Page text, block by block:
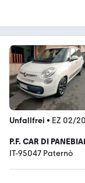
Unfallfrei • EZ 02/
P.F. CAR DI
IT-95047 Paternò